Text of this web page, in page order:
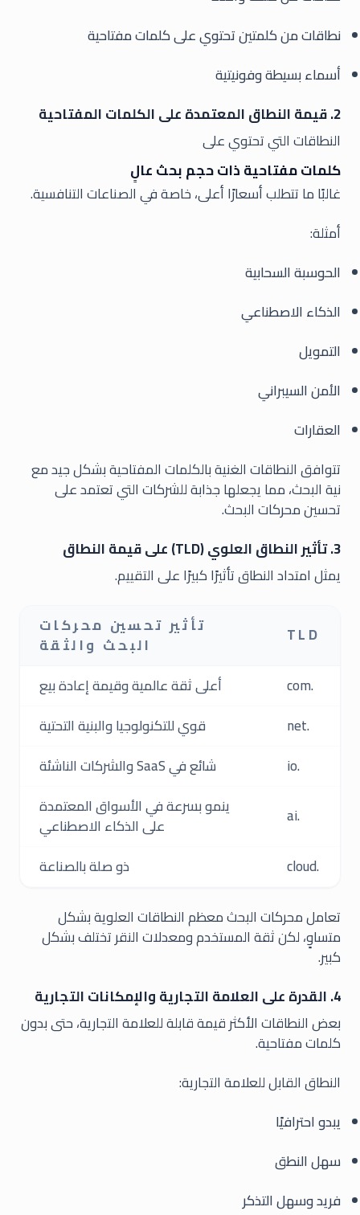
نطاقات من كلمتين تحتوي على كلمات مفتاحية
أسماء بسيطة وفونيتية
2. قيمة النطاق المعتمدة على الكلمات المفتاحية
النطاقات التي تحتوي على
كلمات مفتاحية ذات حجم بحث عالٍ
غالبًا ما تتطلب أسعارًا أعلى، خاصة في الصناعات التنافسية.
أمثلة:
الحوسبة السحابية
الذكاء الاصطناعي
التمويل
الأمن السيبراني
العقارات
تتوافق النطاقات الغنية بالكلمات المفتاحية بشكل جيد مع
نية البحث، مما يجعلها جذابة للشركات التي تعتمد على
تحسين محركات البحث.
3. تأثير النطاق العلوي (TLD) على قيمة النطاق
يمثل امتداد النطاق تأثيرًا كبيرًا على التقييم.
TLD تأثير تحسين محركات
البحث والثقة
.com
أعلى ثقة عالمية وقيمة إعادة بيع
.net
قوي للتكنولوجيا والبنية التحتية
.io
شائع في SaaS والشركات الناشئة
.ai
ينمو بسرعة في الأسواق المعتمدة
على الذكاء الاصطناعي
.cloud
ذو صلة بالصناعة
تعامل محركات البحث معظم النطاقات العلوية بشكل
متساوٍ، لكن ثقة المستخدم ومعدلات النقر تختلف بشكل
كبير.
4. القدرة على العلامة التجارية والإمكانات التجارية
بعض النطاقات الأكثر قيمة قابلة للعلامة التجارية، حتى بدون
كلمات مفتاحية.
النطاق القابل للعلامة التجارية:
يبدو احترافيًا
سهل النطق
فريد وسهل التذكر